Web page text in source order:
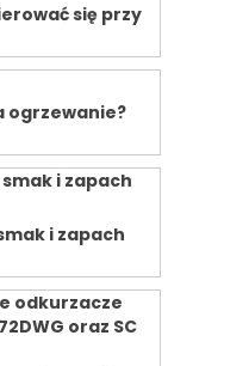
się przy
ogrzewanie?
i zapach